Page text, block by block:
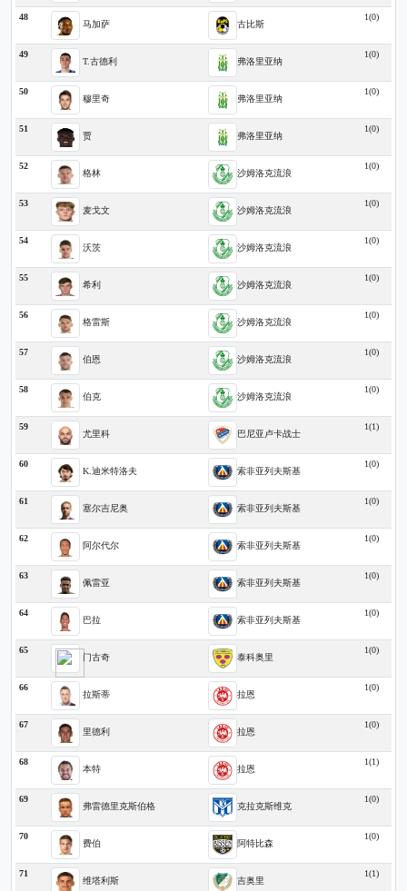
48
马加萨 古比斯
1(0)
49
T.古德利 弗洛里亚纳
1(0)
50
穆里奇 弗洛里亚纳
1(0)
51
贾 弗洛里亚纳
1(0)
52
格林 沙姆洛克流浪
1(0)
53
麦戈文 沙姆洛克流浪
1(0)
54
沃茨 沙姆洛克流浪
1(0)
55
希利 沙姆洛克流浪
1(0)
56
格雷斯 沙姆洛克流浪
1(0)
57
伯恩 沙姆洛克流浪
1(0)
58
伯克 沙姆洛克流浪
1(0)
59
尤里科 巴尼亚卢卡战士
1(1)
60
K.迪米特洛夫 索非亚列夫斯基
1(0)
61
塞尔吉尼奥 索非亚列夫斯基
1(0)
62
阿尔代尔 索非亚列夫斯基
1(0)
63
佩雷亚 索非亚列夫斯基
1(0)
64
巴拉 索非亚列夫斯基
1(0)
65
门古奇 泰科奥里
1(0)
66
拉斯蒂 拉恩
1(0)
67
里德利 拉恩
1(0)
68
本特 拉恩
1(1)
69
弗雷德里克斯伯格 克拉克斯维克
1(0)
70
费伯 阿特比森
1(0)
71
维塔利斯 吉奥里
1(1)